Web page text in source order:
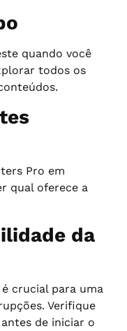
quando você
todos os
Pro em
qual oferece a
da
crucial para uma
Verifique
de iniciar o